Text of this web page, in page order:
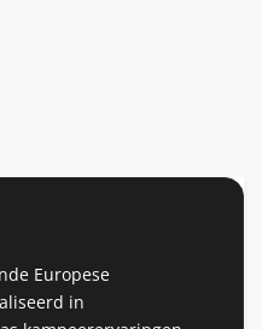
Europese
in